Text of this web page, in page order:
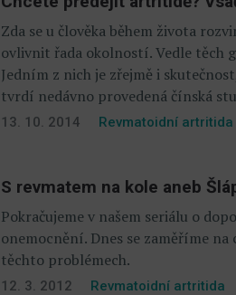
Zda se u člověka během života
ovlivnit řada okolností. Vedle těch
Jedním z nich je zřejmě i
tvrdí nedávno provedená čínská
13. 10. 2014 Revmatoidní artritida
S revmatem na kole aneb
Pokračujeme v našem seriálu o
onemocnění. Dnes se zaměříme
těchto problémech.
12. 3. 2012 Revmatoidní artritida